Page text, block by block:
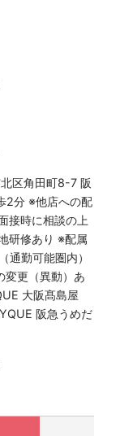
定いたします
をお支払いしま
円支給
区角田町8-7 阪
2分 ※他店への配
接時に相談の上
研修あり ※配属
通勤可能圏内）
変更（異動）あ
大阪髙島屋
阪急うめだ